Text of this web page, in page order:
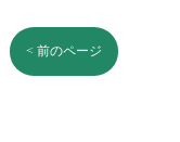
< 前のページ